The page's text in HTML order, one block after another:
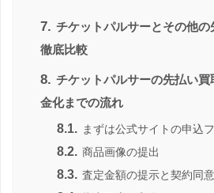
7. チケットパルサーとその他
徹底比較
8. チケットパルサーの先払い
金化までの流れ
8.1. まずは公式サイトの申込
8.2. 商品画像の提出
8.3. 査定金額の提示と契約同意